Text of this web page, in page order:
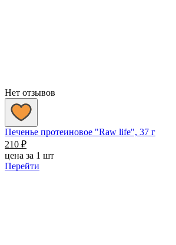
Нет отзывов
Печенье протеиновое "Raw life", 37 г
210 ₽
цена за 1 шт
Перейти